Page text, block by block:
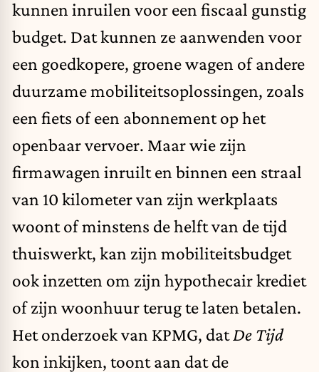
kunnen inruilen voor een fiscaal gunstig
budget. Dat kunnen ze aanwenden voor
een goedkopere, groene wagen of andere
duurzame mobiliteitsoplossingen, zoals
een fiets of een abonnement op het
openbaar vervoer. Maar wie zijn
firmawagen inruilt en binnen een straal
van 10 kilometer van zijn werkplaats
woont of minstens de helft van de tijd
thuiswerkt, kan zijn mobiliteitsbudget
ook inzetten om zijn hypothecair krediet
of zijn woonhuur terug te laten betalen.
Het onderzoek van KPMG, datDe Tijd
kon inkijken, toont aan datde